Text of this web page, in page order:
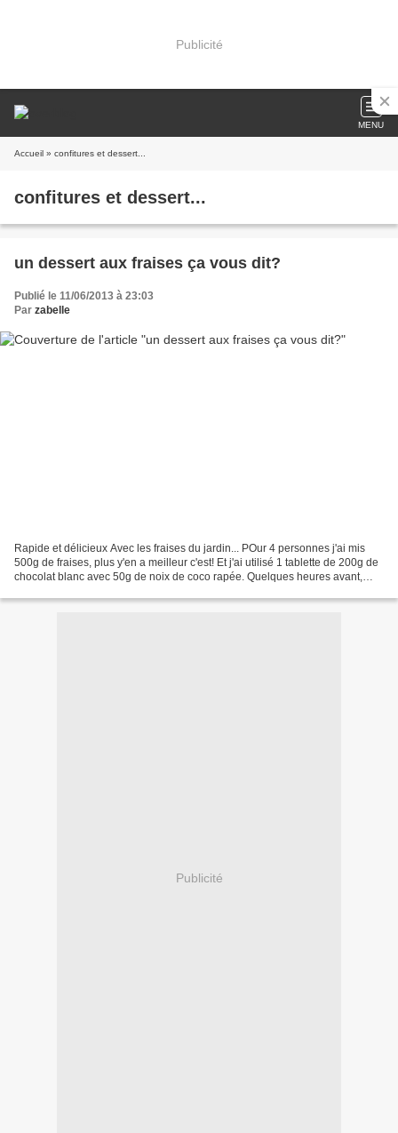
Publicité
MENU
Accueil » confitures et dessert...
confitures et dessert...
un dessert aux fraises ça vous dit?
Publié le 11/06/2013 à 23:03
Par zabelle
Rapide et délicieux Avec les fraises du jardin... POur 4 personnes j'ai mis
500g de fraises, plus y'en a meilleur c'est! Et j'ai utilisé 1 tablette de 200g de
chocolat blanc avec 50g de noix de coco rapée. Quelques heures avant,
Publicité